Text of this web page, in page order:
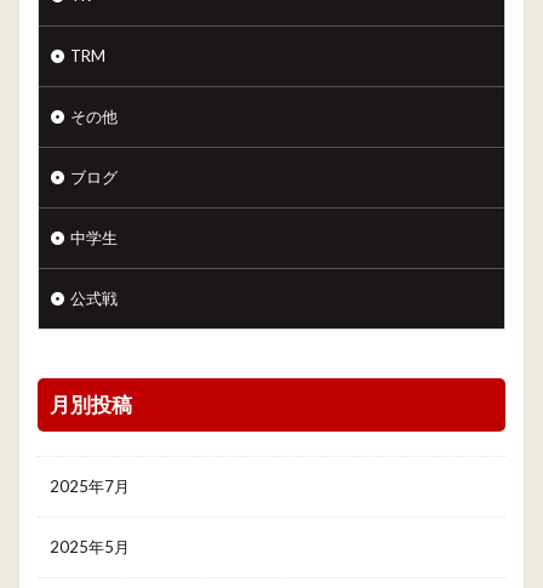
TRM
その他
ブログ
中学生
公式戦
月別投稿
2025年7月
2025年5月